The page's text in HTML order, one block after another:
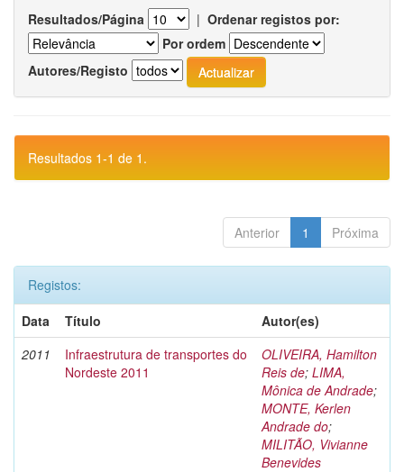
Resultados/Página | Ordenar registos por:
Por ordem
Autores/Registo
Resultados 1-1 de 1.
Anterior 1 Próxima
Registos:
Data
Título
Autor(es)
2011
Infraestrutura de transportes do
Nordeste 2011
OLIVEIRA, Hamilton
Reis de; LIMA,
Mônica de Andrade;
MONTE, Kerlen
Andrade do;
MILITÃO, Vivianne
Benevides